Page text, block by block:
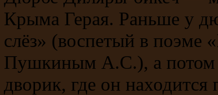
Крыма Герая. Раньше у
слёз» (воспетый в поэме
Пушкиным А.С.), а потом
дворик, где он находится